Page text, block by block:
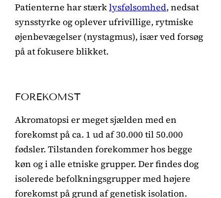
Patienterne har stærklysfølsomhed, nedsat
synsstyrke og oplever ufrivillige, rytmiske
øjenbevægelser (nystagmus), især ved forsøg
på at fokusere blikket.
FOREKOMST
Akromatopsi er meget sjælden med en
forekomst på ca. 1 ud af 30.000 til 50.000
fødsler. Tilstanden forekommer hos begge
køn og i alle etniske grupper. Der findes dog
isolerede befolkningsgrupper med højere
forekomst på grund af genetisk isolation.